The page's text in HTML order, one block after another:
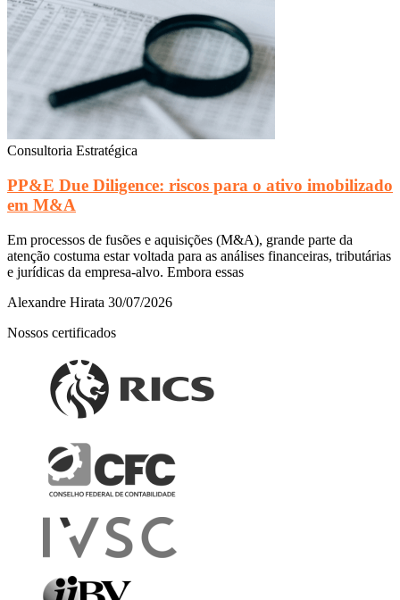
Consultoria Estratégica
PP&E Due Diligence: riscos para o ativo imobilizado
em M&A
Em processos de fusões e aquisições (M&A), grande parte da
atenção costuma estar voltada para as análises financeiras, tributárias
e jurídicas da empresa-alvo. Embora essas
Alexandre Hirata 30/07/2026
Nossos certificados